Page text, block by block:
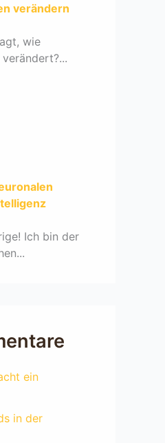
verändern
wie
Ich bin der
ein
in der